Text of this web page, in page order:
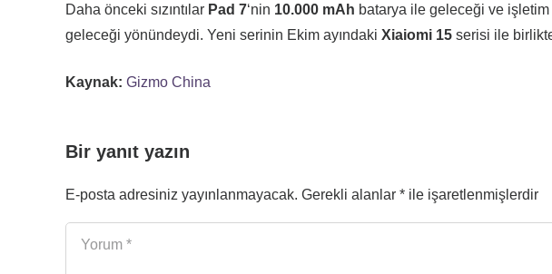
Daha önceki sızıntılar Pad 7‘nin 10.000 mAh batarya ile geleceği ve işletim
geleceği yönündeydi. Yeni serinin Ekim ayındaki Xiaiomi 15 serisi ile
Kaynak: Gizmo China
Bir yanıt yazın
E-posta adresiniz yayınlanmayacak. Gerekli alanlar * ile işaretlenmişlerdir